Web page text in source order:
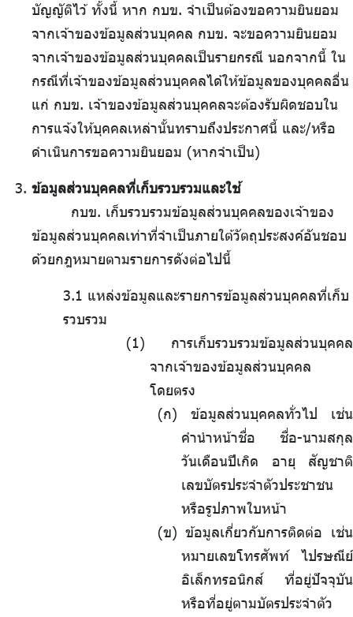
บัญญัติไว้ ทั้งนี้ หาก กบข. จำเป็นต้องขอความยินยอม
จากเจ้าของข้อมูลส่วนบุคคล กบข. จะขอความยินยอม
จากเจ้าของข้อมูลส่วนบุคคลเป็นรายกรณี นอกจากนี้ ใน
กรณีที่เจ้าของข้อมูลส่วนบุคคลได้ให้ข้อมูลของบุคคลอื่น
แก่ กบข. เจ้าของข้อมูลส่วนบุคคลจะต้องรับผิดชอบใน
การแจ้งให้บุคคลเหล่านั้นทราบถึงประกาศนี้ และ/หรือ
ดำเนินการขอความยินยอม (หากจำเป็น)
ข้อมูลส่วนบุคคลที่เก็บรวบรวมและใช้
กบข. เก็บรวบรวมข้อมูลส่วนบุคคลของเจ้าของ
ข้อมูลส่วนบุคคลเท่าที่จำเป็นภายใต้วัตถุประสงค์อันชอบ
ด้วยกฎหมายตามรายการดังต่อไปนี้
3.1 แหล่งข้อมูลและรายการข้อมูลส่วนบุคคลที่เก็บ
รวบรวม
การเก็บรวบรวมข้อมูลส่วนบุคคล
จากเจ้าของข้อมูลส่วนบุคคล
โดยตรง
(ก) ข้อมูลส่วนบุคคลทั่วไป เช่น
คำนำหน้าชื่อ ชื่อ-นามสกุล
วันเดือนปีเกิด อายุ สัญชาติ
เลขบัตรประจำตัวประชาชน
หรือรูปภาพใบหน้า
(ข) ข้อมูลเกี่ยวกับการติดต่อ เช่น
หมายเลขโทรศัพท์ ไปรษณีย์
อิเล็กทรอนิกส์ ที่อยู่ปัจจุบัน
หรือที่อยู่ตามบัตรประจำตัว